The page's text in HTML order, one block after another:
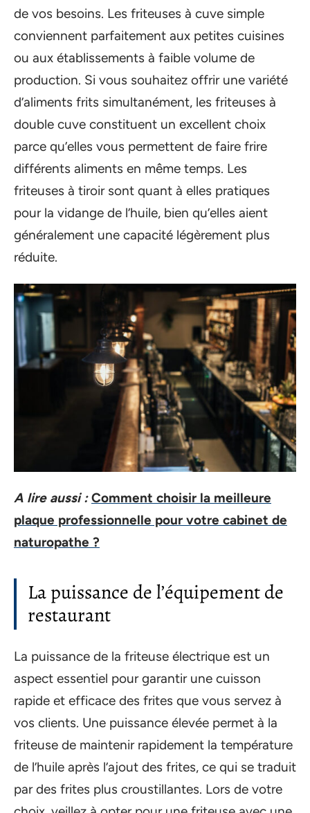
de vos besoins. Les friteuses à cuve simple
conviennent parfaitement aux petites cuisines
ou aux établissements à faible volume de
production. Si vous souhaitez offrir une variété
d’aliments frits simultanément, les friteuses à
double cuve constituent un excellent choix
parce qu’elles vous permettent de faire frire
différents aliments en même temps. Les
friteuses à tiroir sont quant à elles pratiques
pour la vidange de l’huile, bien qu’elles aient
généralement une capacité légèrement plus
réduite.
A lire aussi : Comment choisir la meilleure
plaque professionnelle pour votre cabinet de
naturopathe ?
La puissance de l’équipement de
restaurant
La puissance de la friteuse électrique est un
aspect essentiel pour garantir une cuisson
rapide et efficace des frites que vous servez à
vos clients. Une puissance élevée permet à la
friteuse de maintenir rapidement la température
de l’huile après l’ajout des frites, ce qui se traduit
par des frites plus croustillantes. Lors de votre